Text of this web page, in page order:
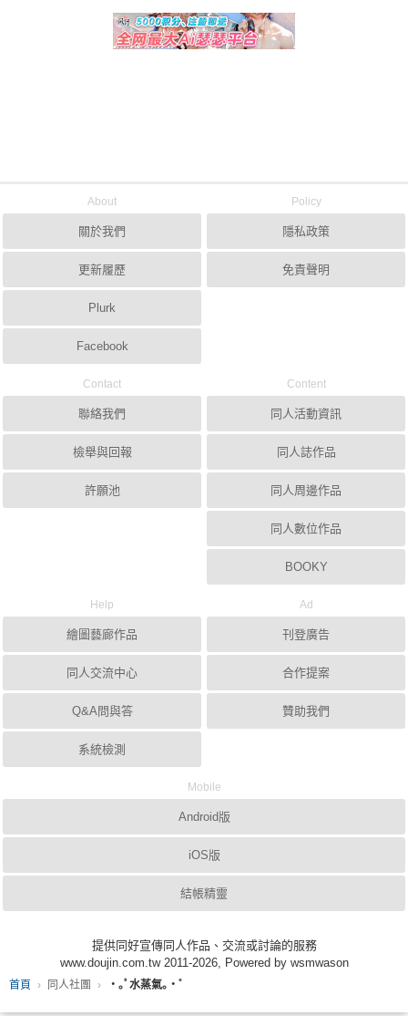
首頁 同人社團 ・｡ﾟ水蒸氣｡・゜
About
關於我們
更新履歷
Plurk
Facebook
Policy
隱私政策
免責聲明
Contact
聯絡我們
檢舉與回報
許願池
Content
同人活動資訊
同人誌作品
同人周邊作品
同人數位作品
BOOKY
Help
繪圖藝廊作品
同人交流中心
Q&A問與答
系統檢測
Ad
刊登廣告
合作提案
贊助我們
Mobile
Android版
iOS版
結帳精靈
提供同好宣傳同人作品、交流或討論的服務
www.doujin.com.tw 2011-2026, Powered by wsmwason